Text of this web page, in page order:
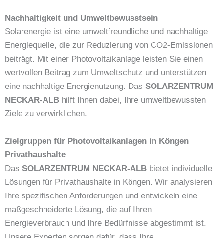
Nachhaltigkeit und Umweltbewusstsein
Solarenergie ist eine umweltfreundliche und nachhaltige
Energiequelle, die zur Reduzierung von CO2-Emissionen
beiträgt. Mit einer Photovoltaikanlage leisten Sie einen
wertvollen Beitrag zum Umweltschutz und unterstützen
eine nachhaltige Energienutzung. Das SOLARZENTRUM
NECKAR-ALB hilft Ihnen dabei, Ihre umweltbewussten
Ziele zu verwirklichen.
Zielgruppen für Photovoltaikanlagen in Köngen
Privathaushalte
Das SOLARZENTRUM NECKAR-ALB bietet individuelle
Lösungen für Privathaushalte in Köngen. Wir analysieren
Ihre spezifischen Anforderungen und entwickeln eine
maßgeschneiderte Lösung, die auf Ihren
Energieverbrauch und Ihre Bedürfnisse abgestimmt ist.